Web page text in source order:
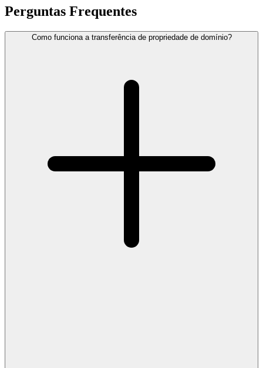
Perguntas Frequentes
Como funciona a transferência de propriedade de domínio?